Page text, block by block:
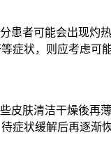
者可能会出现
状，则应考虑可
肤清洁干燥後
状缓解后再逐渐